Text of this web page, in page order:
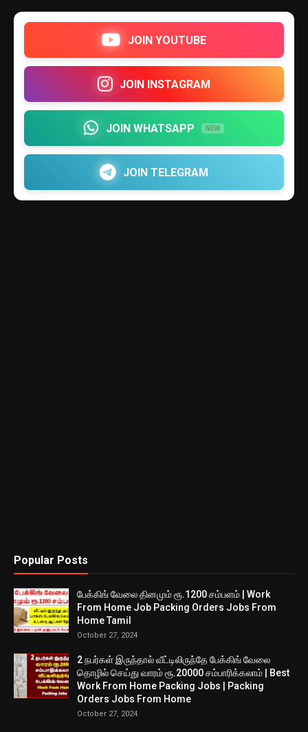
JOIN YOUTUBE
JOIN INSTAGRAM
JOIN WHATSAPP NEW
JOIN TELEGRAM
Popular Posts
பேக்கிங் வேலை தினமும் ரூ.1200 சம்பளம் | Work
From Home Job Packing Orders Jobs From
Home Tamil
October 27, 2024
2 நபர்கள் இருந்தால் வீட்டிலிருந்தே பேக்கிங் வேலை
தொழில் செய்து வாரம் ரூ.20000 சம்பாரிக்கலாம் | Best
Work From Home Packing Jobs | Packing
Orders Jobs From Home
October 27, 2024